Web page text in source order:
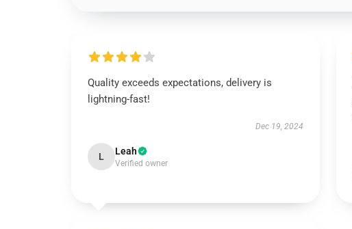
Quality exceeds expectations, delivery is
lightning-fast!
Dec 19, 2024
L Leah
Verified owner